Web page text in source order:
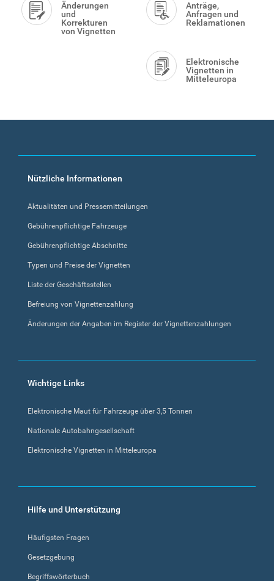
Änderungen
und
Korrekturen
von Vignetten
Anträge,
Anfragen und
Reklamationen
Elektronische
Vignetten in
Mitteleuropa
Footer
Nützliche Informationen
Aktualitäten und Pressemitteilungen
Gebührenpflichtige Fahrzeuge
Gebührenpflichtige Abschnitte
Typen und Preise der Vignetten
Liste der Geschäftsstellen
Befreiung von Vignettenzahlung
Änderungen der Angaben im Register der Vignettenzahlungen
Wichtige Links
Elektronische Maut für Fahrzeuge über 3,5 Tonnen
Nationale Autobahngesellschaft
Elektronische Vignetten in Mitteleuropa
Hilfe und Unterstützung
Häufigsten Fragen
Gesetzgebung
Begriffswörterbuch